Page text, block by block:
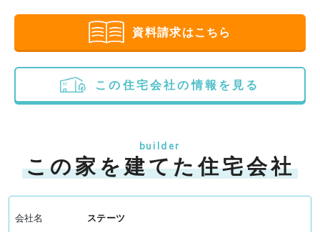
資料請求はこちら
この住宅会社の情報を見る
builder
この家を建てた住宅会社
会社名 ステーツ